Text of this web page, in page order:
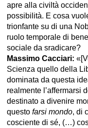
apre alla civiltà
possibilità. E cosa
trionfante su di una
ruolo temporale di
sociale da sradicare?
Massimo Cacciari:
Scienza quello della
dominata da questa
realmente l’affermarsi
destinato a divenire
questo farsi mondo, di
cosciente di sé, (…)